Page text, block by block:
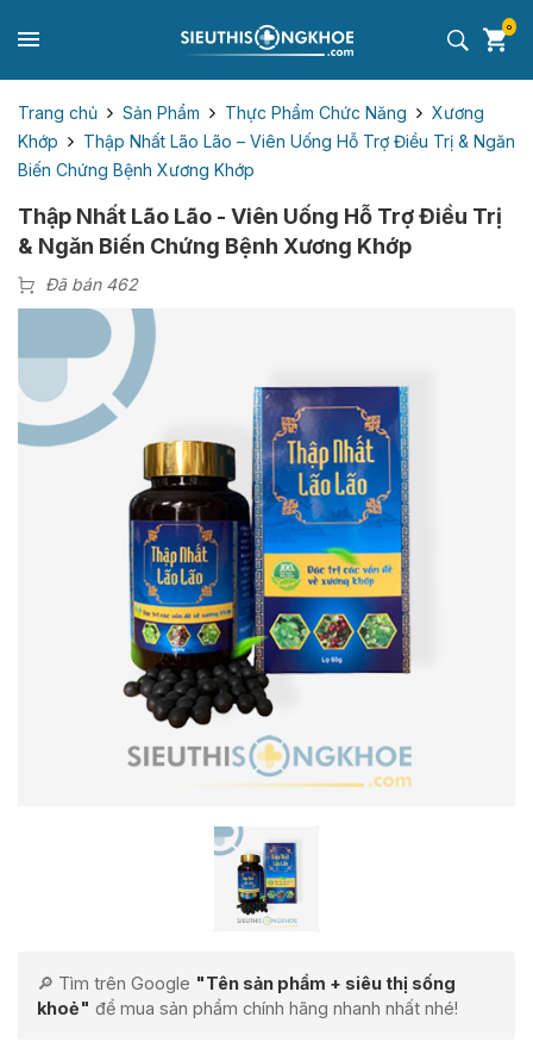
0
Trang chủ Sản Phẩm Thực Phẩm Chức Năng
Xương
Khớp
Thập Nhất Lão Lão – Viên Uống Hỗ Trợ Điều Trị & Ngăn
Biến Chứng Bệnh Xương Khớp
Thập Nhất Lão Lão - Viên Uống Hỗ Trợ Điều Trị
& Ngăn Biến Chứng Bệnh Xương Khớp
Đã bán 462
🔎 Tìm trên Google "Tên sản phẩm + siêu thị sống
khoẻ" để mua sản phẩm chính hãng nhanh nhất nhé!